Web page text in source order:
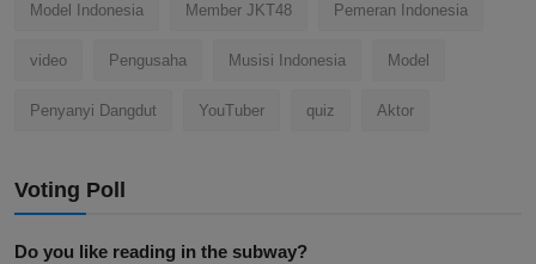
Model Indonesia Member JKT48 Pemeran Indonesia
video Pengusaha Musisi Indonesia Model
Penyanyi Dangdut YouTuber quiz Aktor
Voting Poll
Do you like reading in the subway?